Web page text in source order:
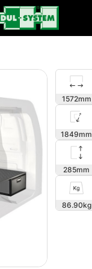
1572
1849
285
86.90